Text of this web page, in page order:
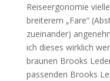
Reiseergonomie
breiterem „Fare“
zueinander)
ich dieses wirklich
braunen Brooks
passenden Brooks